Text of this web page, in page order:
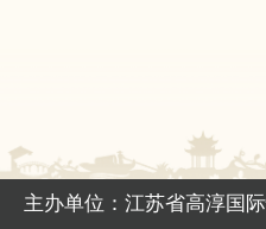
主办单位：江苏省高淳国